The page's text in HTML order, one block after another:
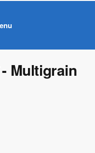
- Multigrain